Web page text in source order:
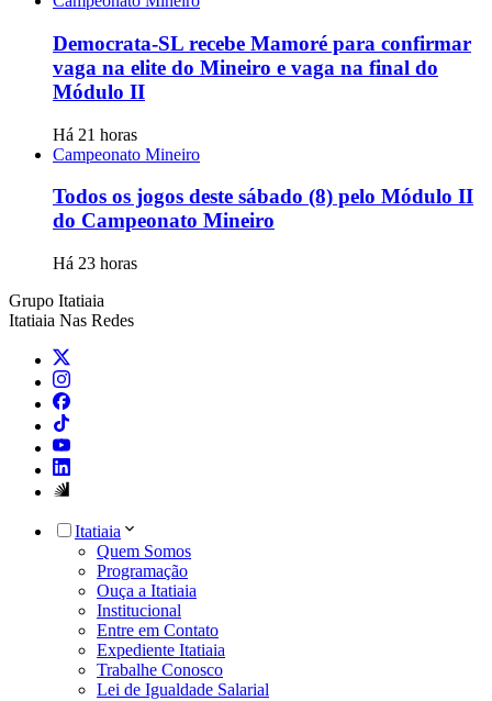
Democrata-SL recebe Mamoré para confirmar
vaga na elite do Mineiro e vaga na final do
Módulo II
Há 21 horas
Campeonato Mineiro
Todos os jogos deste sábado (8) pelo Módulo II
do Campeonato Mineiro
Há 23 horas
Grupo Itatiaia
Itatiaia Nas Redes
Itatiaia
Quem Somos
Programação
Ouça a Itatiaia
Institucional
Entre em Contato
Expediente Itatiaia
Trabalhe Conosco
Lei de Igualdade Salarial